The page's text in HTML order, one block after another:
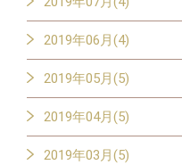
2019年06月(4)
2019年05月(5)
2019年04月(5)
2019年03月(5)